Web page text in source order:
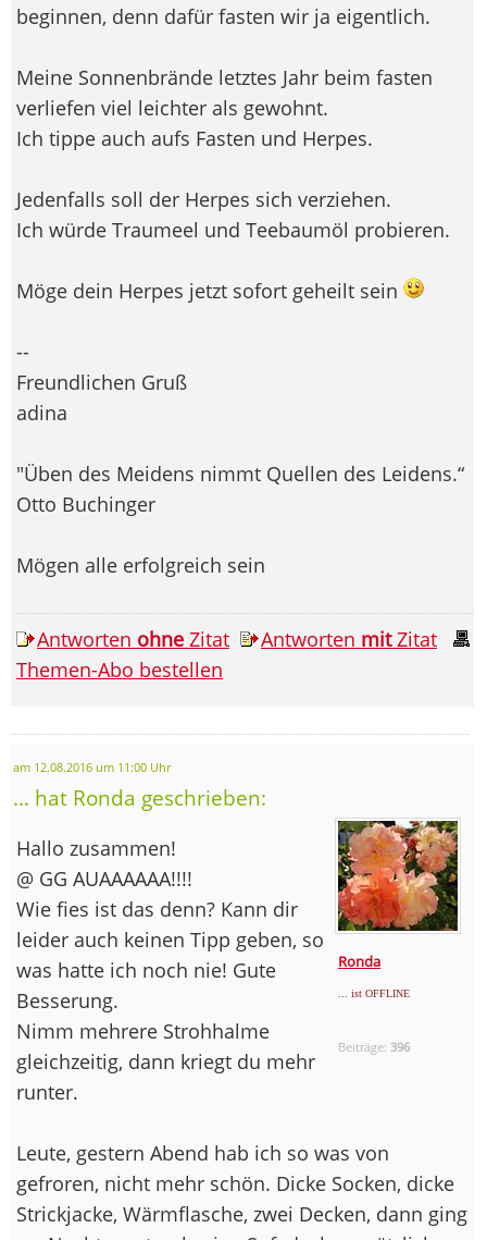
beginnen, denn dafür fasten wir ja eigentlich.
Meine Sonnenbrände letztes Jahr beim fasten
verliefen viel leichter als gewohnt.
Ich tippe auch aufs Fasten und Herpes.
Jedenfalls soll der Herpes sich verziehen.
Ich würde Traumeel und Teebaumöl probieren.
Möge dein Herpes jetzt sofort geheilt sein
--
Freundlichen Gruß
adina
"Üben des Meidens nimmt Quellen des Leidens.“
Otto Buchinger
Mögen alle erfolgreich sein
Antworten ohne Zitat Antworten mitZitat
Themen-Abo bestellen
am 12.08.2016 um 11:00 Uhr
... hat Ronda geschrieben:
Ronda
... ist OFFLINE
Beiträge:396
Hallo zusammen!
@ GG AUAAAAAA!!!!
Wie fies ist das denn? Kann dir
leider auch keinen Tipp geben, so
was hatte ich noch nie! Gute
Besserung.
Nimm mehrere Strohhalme
gleichzeitig, dann kriegt du mehr
runter.
Leute, gestern Abend hab ich so was von
gefroren, nicht mehr schön. Dicke Socken, dicke
Strickjacke, Wärmflasche, zwei Decken, dann ging